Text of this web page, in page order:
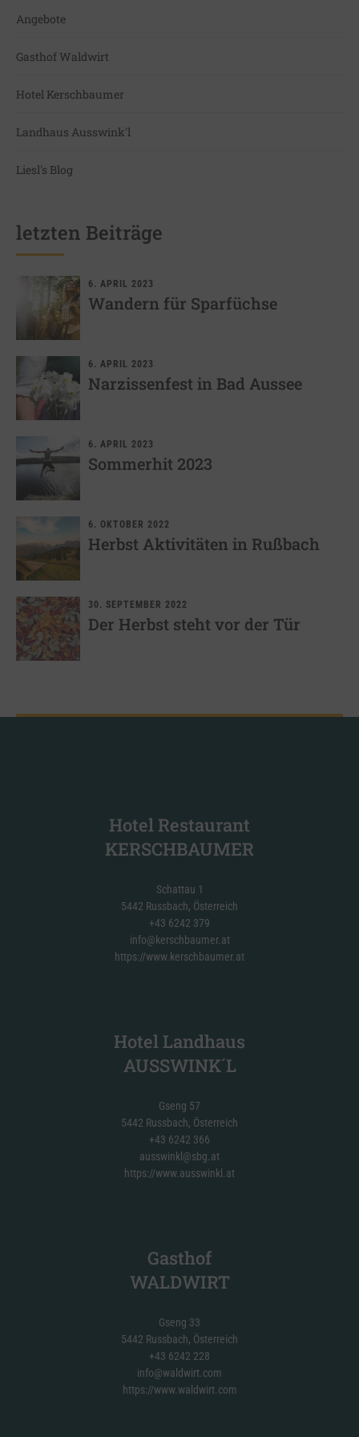
Angebote
Gasthof Waldwirt
Hotel Kerschbaumer
Landhaus Ausswink'l
Liesl's Blog
letzten Beiträge
6. APRIL 2023
Wandern für Sparfüchse
6. APRIL 2023
Narzissenfest in Bad Aussee
6. APRIL 2023
Sommerhit 2023
6. OKTOBER 2022
Herbst Aktivitäten in Rußbach
30. SEPTEMBER 2022
Der Herbst steht vor der Tür
Hotel Restaurant
KERSCHBAUMER
Schattau 1
5442 Russbach, Österreich
+43 6242 379
info@kerschbaumer.at
https://www.kerschbaumer.at
Hotel Landhaus
AUSSWINK´L
Gseng 57
5442 Russbach, Österreich
+43 6242 366
ausswinkl@sbg.at
https://www.ausswinkl.at
Gasthof
WALDWIRT
Gseng 33
5442 Russbach, Österreich
+43 6242 228
info@waldwirt.com
https://www.waldwirt.com